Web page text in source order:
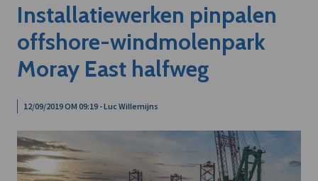
Installatiewerken pinpalen
offshore-windmolenpark
Moray East halfweg
12/09/2019 OM 09:19 - Luc Willemijns